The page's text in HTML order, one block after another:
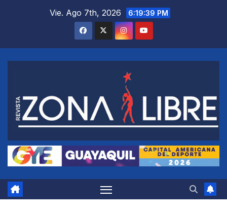
Vie. Ago 7th, 2026 6:19:40 PM